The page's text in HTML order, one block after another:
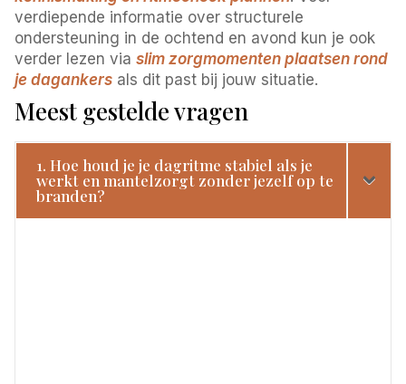
verdiepende informatie over structurele
ondersteuning in de ochtend en avond kun je ook
verder lezen viaslim zorgmomenten plaatsen rond
je dagankers als dit past bij jouw situatie.
Meest gestelde vragen
1. Hoe houd je je dagritme stabiel als je
werkt en mantelzorgt zonder jezelf op te
branden?